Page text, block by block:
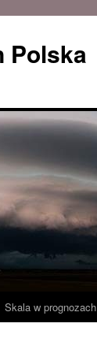
Polska
Skala w prognozach